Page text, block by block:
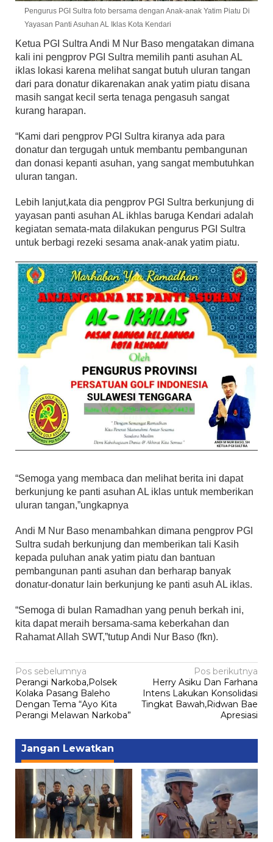
Pengurus PGI Sultra foto bersama dengan Anak-anak Yatim Piatu Di
Yayasan Panti Asuhan AL Iklas Kota Kendari
Ketua PGI Sultra Andi M Nur Baso mengatakan dimana
kali ini pengprov PGI Sultra memilih panti asuhan AL
iklas lokasi karena melihat sangat butuh uluran tangan
dari para donatur dikarenakan anak yatim piatu disana
masih sangat kecil serta tenaga pengasuh sangat
kurang harapan.
“Kami dari pengprov PGI Sultra kiranya ada para
donatur dan tergugah untuk membantu pembangunan
dan donasi kepanti asuhan, yang sangat membutuhkan
uluran tangan.
Lebih lanjut,kata dia pengprov PGI Sultra berkunjung di
yayasan panti asuhan AL ikhlas baruga Kendari adalah
kegiatan semata-mata dilakukan pengurus PGI Sultra
untuk berbagi rezeki sesama anak-anak yatim piatu.
“Semoga yang membaca dan melihat berita ini dapat
berkunjung ke panti asuhan AL iklas untuk memberikan
uluran tangan,”ungkapnya
Andi M Nur Baso menambahkan dimana pengprov PGI
Sultra sudah berkunjung dan memberikan tali Kasih
kepada puluhan anak yatim piatu dan bantuan
pembangunan panti asuhan dan berharap banyak
donatur-donatur lain berkunjung ke panti asuh AL iklas.
“Semoga di bulan Ramadhan yang penuh berkah ini,
kita dapat meraih bersama-sama keberkahan dan
Rahamat Allah SWT,”tutup Andi Nur Baso (fkn).
Navigasi
pos
Pos sebelumnya
Perangi Narkoba,Polsek
Kolaka Pasang Baleho
Dengan Tema “Ayo Kita
Perangi Melawan Narkoba”
Pos berikutnya
Herry Asiku Dan Farhana
Intens Lakukan Konsolidasi
Tingkat Bawah,Ridwan Bae
Apresiasi
Jangan Lewatkan